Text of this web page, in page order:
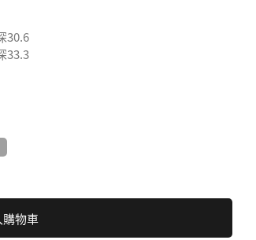
30.6
33.3
購物車